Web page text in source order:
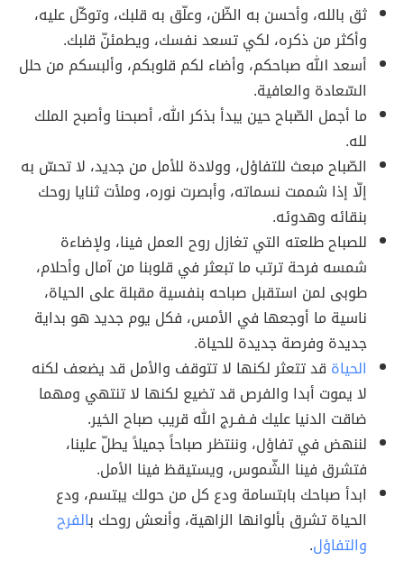
ثق بالله، وأحسن به الظّن، وعلّق به قلبك، وتوكّل عليه،
وأكثر من ذكره، لكي تسعد نفسك، ويطمئنّ قلبك.
أسعد الله صباحكم، وأضاء لكم قلوبكم، وألبسكم من حلل
السّعادة والعافية.
ما أجمل الصّباح حين يبدأ بذكر الله، أصبحنا وأصبح الملك
لله.
الصّباح مبعث للتفاؤل، وولادة للأمل من جديد، لا تحسّ به
إلّا إذا شممت نسماته، وأبصرت نوره، وملأت ثنايا روحك
بنقائه وهدوئه.
للصباح طلعته التي تغازل روح العمل فينا، ولإضاءة
شمسه فرحة ترتب ما تبعثر في قلوبنا من آمال وأحلام،
طوبى لمن استقبل صباحه بنفسية مقبلة على الحياة،
ناسية ما أوجعها في الأمس، فكل يوم جديد هو بداية
جديدة وفرصة جديدة للحياة.
الحياة قد تتعثر لكنها لا تتوقف والأمل قد يضعف لكنه
لا يموت أبدا والفرص قد تضيع لكنها لا تنتهي ومهما
ضاقت الدنيا عليك فـفـرج الله قريب صباح الخير.
لننهض في تفاؤل، وننتظر صباحاً جميلاً يطلّ علينا،
فتشرق فينا الشّموس، ويستيقظ فينا الأمل.
ابدأ صباحك بابتسامة ودع كل من حولك يبتسم، ودع
الحياة تشرق بألوانها الزاهية، وأنعش روحك بالفرح
والتفاؤل.